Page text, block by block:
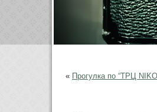
« Прогулка по “ТРЦ